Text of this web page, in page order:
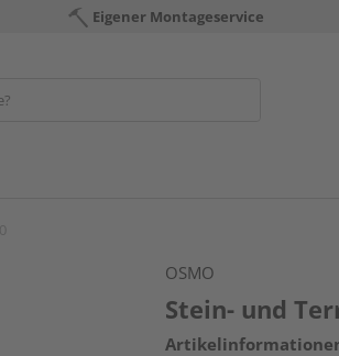
Eigener Montageservice
OSMO
Stein- und